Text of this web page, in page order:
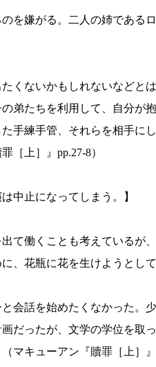
を嫌がる。二人の姉である
くないかもしれないなどと
弟たちを利用して、自分が
手練手管、それらを相手に
［上］』pp.27-8）
中止になってしまう。】
て働くことも考えているが
、花瓶に花を生けようとして
会話を始めたくなかった。
だったが、文学の学位を取
マキューアン『贖罪［上］』